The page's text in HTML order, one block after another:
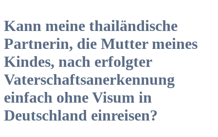
Kann meine thailändische
Partnerin, die Mutter meines
Kindes, nach erfolgter
Vaterschaftsanerkennung
einfach ohne Visum in
Deutschland einreisen?